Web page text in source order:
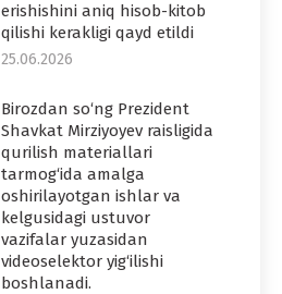
erishishini aniq hisob-kitob
qilishi kerakligi qayd etildi
25.06.2026
Birozdan so‘ng Prezident
Shavkat Mirziyoyev raisligida
qurilish materiallari
tarmog‘ida amalga
oshirilayotgan ishlar va
kelgusidagi ustuvor
vazifalar yuzasidan
videoselektor yig‘ilishi
boshlanadi.